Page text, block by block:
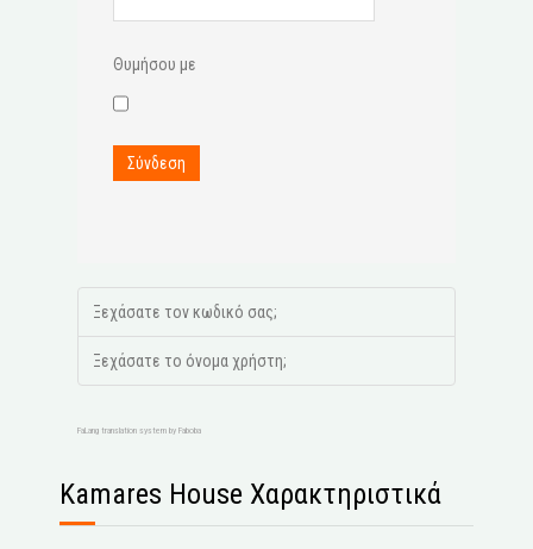
Θυμήσου με
Σύνδεση
Ξεχάσατε τον κωδικό σας;
Ξεχάσατε το όνομα χρήστη;
FaLang translation system by Faboba
Kamares House Χαρακτηριστικά